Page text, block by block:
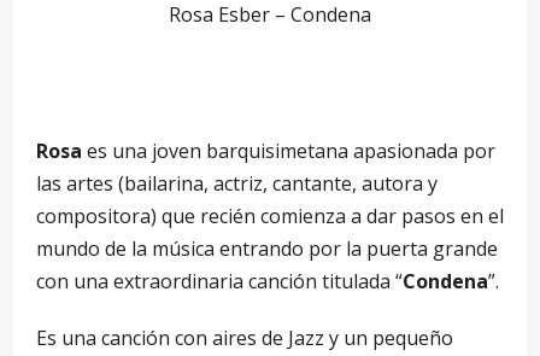
Rosa Esber – Condena
Rosa es una joven barquisimetana apasionada por
las artes (bailarina, actriz, cantante, autora y
compositora) que recién comienza a dar pasos en el
mundo de la música entrando por la puerta grande
con una extraordinaria canción titulada “Condena”.
Es una canción con aires de Jazz y un pequeño